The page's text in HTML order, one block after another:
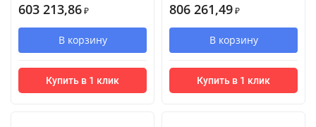
603 213,86 ₽
В корзину
Купить в 1 клик
806 261,49 ₽
В корзину
Купить в 1 клик